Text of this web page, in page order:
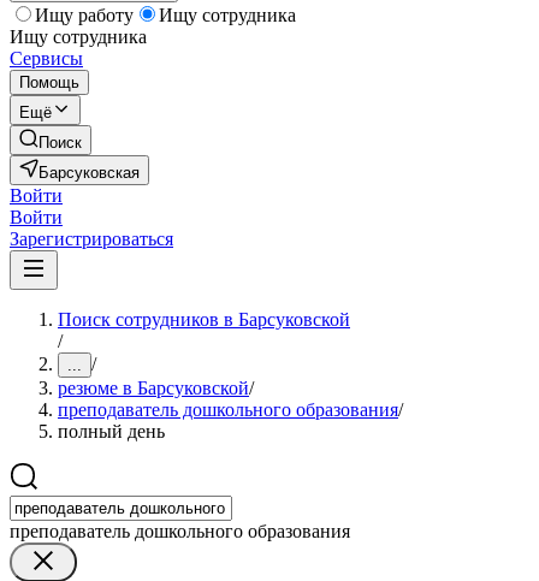
Ищу работу
Ищу сотрудника
Ищу сотрудника
Сервисы
Помощь
Ещё
Поиск
Барсуковская
Войти
Войти
Зарегистрироваться
Поиск сотрудников в Барсуковской
/
... /
резюме в Барсуковской/
преподаватель дошкольного образования/
полный день
преподаватель дошкольного образования